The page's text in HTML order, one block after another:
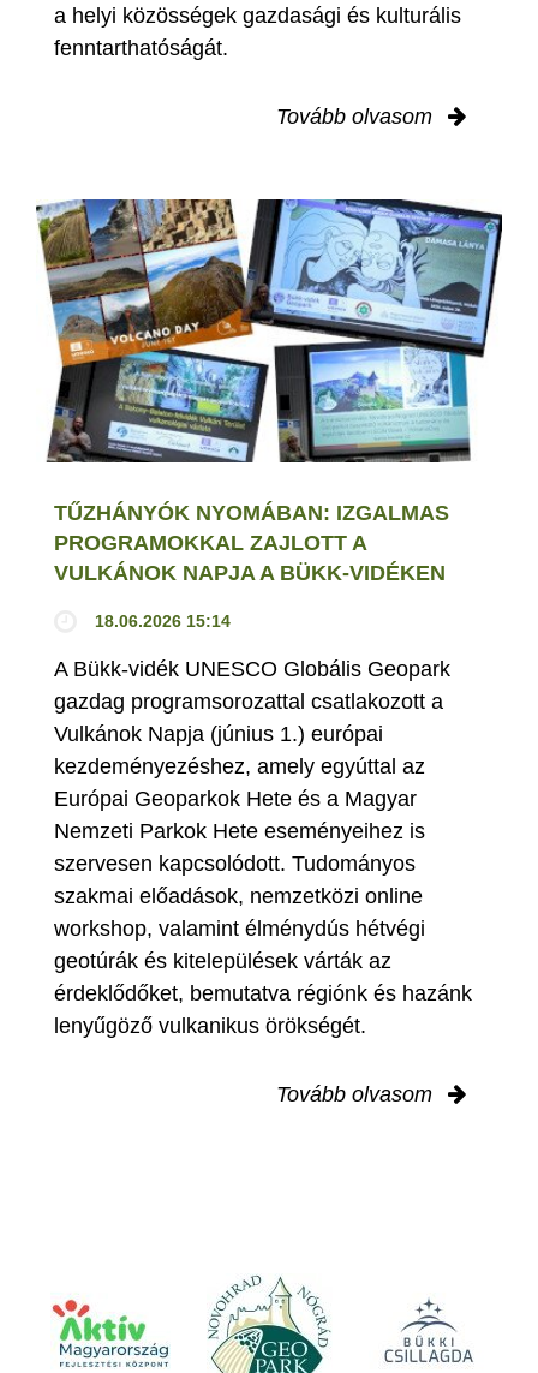
a helyi közösségek gazdasági és kulturális
fenntarthatóságát.
Tovább olvasom
TŰZHÁNYÓK NYOMÁBAN: IZGALMAS
PROGRAMOKKAL ZAJLOTT A
VULKÁNOK NAPJA A BÜKK-VIDÉKEN
18.06.2026 15:14
A Bükk-vidék UNESCO Globális Geopark
gazdag programsorozattal csatlakozott a
Vulkánok Napja (június 1.) európai
kezdeményezéshez, amely egyúttal az
Európai Geoparkok Hete és a Magyar
Nemzeti Parkok Hete eseményeihez is
szervesen kapcsolódott. Tudományos
szakmai előadások, nemzetközi online
workshop, valamint élménydús hétvégi
geotúrák és kitelepülések várták az
érdeklődőket, bemutatva régiónk és hazánk
lenyűgöző vulkanikus örökségét.
Tovább olvasom